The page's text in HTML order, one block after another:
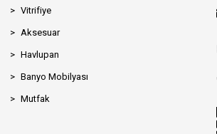
Vitrifiye
Aksesuar
Havlupan
Banyo Mobilyası
Mutfak